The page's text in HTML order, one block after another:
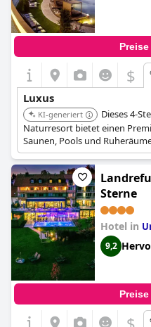
$
Luxus
KI-generiert
Dieses 4-
Naturresort bietet einen
Saunen, Pools und
Verwendung natürlicher
Atmosphäre geschaffen wird.
Gourmetküche bekannt und
hochwertiges Erlebnis.Sterne
Hotel in
9,2
$